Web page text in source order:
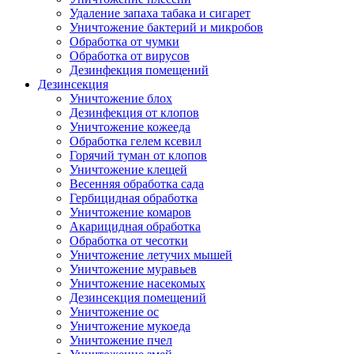
Удаление запаха табака и сигарет
Уничтожение бактерий и микробов
Обработка от чумки
Обработка от вирусов
Дезинфекция помещений
Дезинсекция
Уничтожение блох
Дезинфекция от клопов
Уничтожение кожееда
Обработка гелем ксевил
Горячий туман от клопов
Уничтожение клещей
Весенняя обработка сада
Гербицидная обработка
Уничтожение комаров
Акарицидная обработка
Обработка от чесотки
Уничтожение летучих мышей
Уничтожение муравьев
Уничтожение насекомых
Дезинсекция помещений
Уничтожение ос
Уничтожение мукоеда
Уничтожение пчел